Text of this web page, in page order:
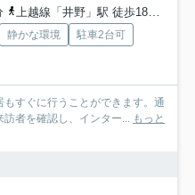
上越線「井野」駅 徒歩18分
静かな環境
駐車2台可
すぐに行うことができます。通
者を確認し、インター...
もっと